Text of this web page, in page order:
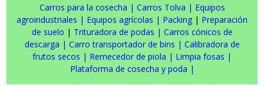
Carros para la cosecha | Carros Tolva | Equipos
agroindustriales | Equipos agrícolas | Packing | Preparación
de suelo | Trituradora de podas | Carros cónicos de
descarga | Carro transportador de bins | Calibradora de
frutos secos | Remecedor de piola | Limpia fosas |
Plataforma de cosecha y poda |